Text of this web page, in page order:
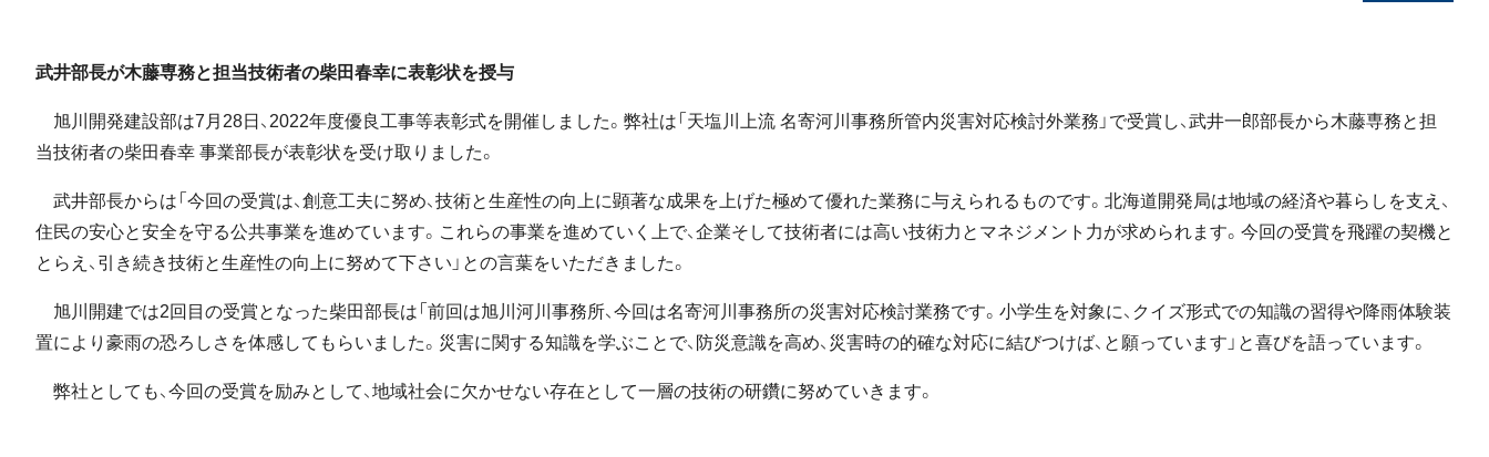
武井部長が木藤専務と担当技術者の柴田春幸に表彰状を授与
旭川開発建設部は7月28日、2022年度優良工事等表彰式を開催しました。弊社は「天塩川上流 名寄河川事務所管内災害対応検討外業務」で受賞し、武井一郎部長から木藤専務と担
当技術者の柴田春幸 事業部長が表彰状を受け取りました。
武井部長からは「今回の受賞は、創意工夫に努め、技術と生産性の向上に顕著な成果を上げた極めて優れた業務に与えられるものです。北海道開発局は地域の経済や暮らしを支え、
住民の安心と安全を守る公共事業を進めています。これらの事業を進めていく上で、企業そして技術者には高い技術力とマネジメント力が求められます。今回の受賞を飛躍の契機と
とらえ、引き続き技術と生産性の向上に努めて下さい」との言葉をいただきました。
旭川開建では2回目の受賞となった柴田部長は「前回は旭川河川事務所、今回は名寄河川事務所の災害対応検討業務です。小学生を対象に、クイズ形式での知識の習得や降雨体験装
置により豪雨の恐ろしさを体感してもらいました。災害に関する知識を学ぶことで、防災意識を高め、災害時の的確な対応に結びつけば、と願っています」と喜びを語っています。
弊社としても、今回の受賞を励みとして、地域社会に欠かせない存在として一層の技術の研鑽に努めていきます。